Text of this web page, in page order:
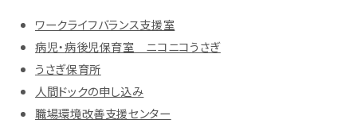
ワークライフバランス支援室
病児・病後児保育室 ニコニコうさぎ
うさぎ保育所
人間ドックの申し込み
職場環境改善支援センター